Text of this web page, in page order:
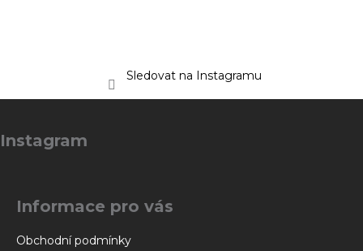
Sledovat na Instagramu
á
p
Instagram
Informace pro vás
Obchodní podmínky